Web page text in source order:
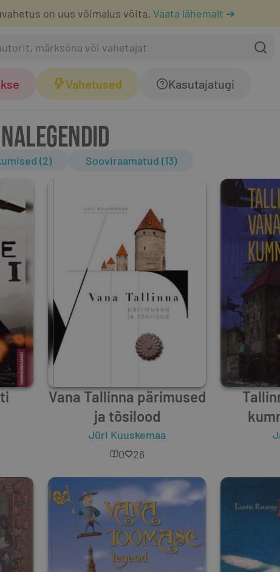
on uus võimalus võita. Vaata lähemalt ➔
Vahetused Kasutajatugi
(2) Sooviraamatud (13)
Vana Tallinna pärimused
ja tõsilood
Jüri Kuuskemaa
0
26